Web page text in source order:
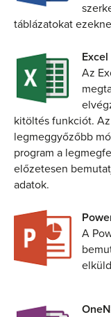
táblázatokat
Az
kitöltés funkciót.
legmeggyőzőbb
program a
előzetesen
adatok.
A